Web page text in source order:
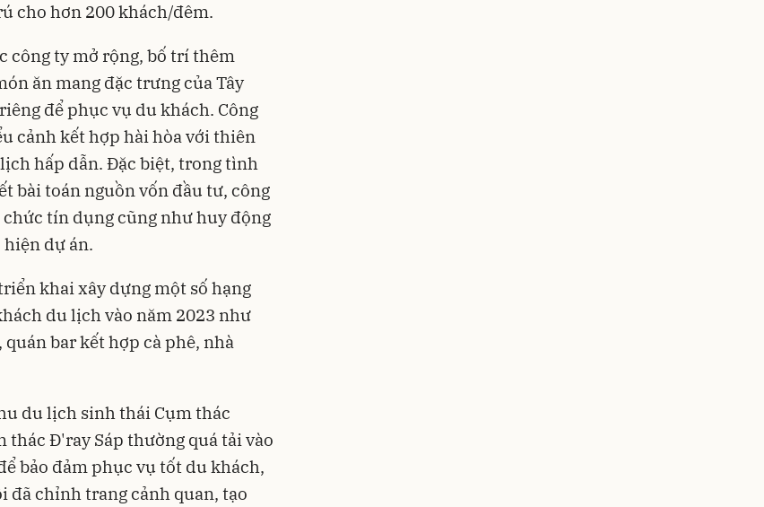
cho hơn 200 khách/đêm.
công ty mở rộng, bố trí thêm
ăn mang đặc trưng của Tây
để phục vụ du khách. Công
cảnh kết hợp hài hòa với thiên
hấp dẫn. Đặc biệt, trong tình
bài toán nguồn vốn đầu tư, công
tín dụng cũng như huy động
dự án.
khai xây dựng một số hạng
du lịch vào năm 2023 như
bar kết hợp cà phê, nhà
du lịch sinh thái Cụm thác
thác Đ'ray Sáp thường quá tải vào
bảo đảm phục vụ tốt du khách,
đã chỉnh trang cảnh quan, tạo